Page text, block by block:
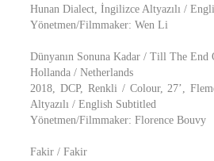
Hunan Dialect, İngilizce Altyazılı /
Yönetmen/Filmmaker: Wen Li
Dünyanın Sonuna Kadar / Till The End
Hollanda / Netherlands
2018, DCP, Renkli / Colour, 27’,
Altyazılı / English Subtitled
Yönetmen/Filmmaker: Florence Bouvy
Fakir / Fakir